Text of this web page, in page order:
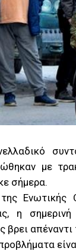
με
σήμερα.
Ενωτικής
η σημερινή
απέναντι